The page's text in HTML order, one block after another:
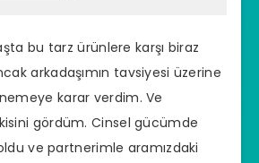
bu tarz ürünlere karşı biraz
arkadaşımın tavsiyesi üzerine
karar verdim. Ve
gördüm. Cinsel gücümde
ve partnerimle aramızdaki